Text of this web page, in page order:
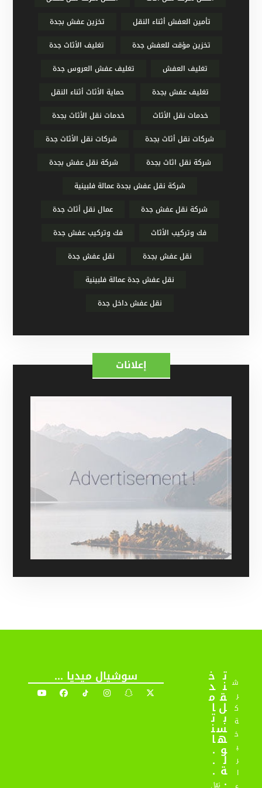
تأمين العفش أثناء النقل
تخزين عفش بجدة
تخزين مؤقت للعفش جدة
تغليف الأثاث جدة
تغليف العفش
تغليف عفش العروس جدة
تغليف عفش بجدة
حماية الأثاث أثناء النقل
خدمات نقل الأثاث
خدمات نقل الأثاث بجدة
شركات نقل أثاث بجدة
شركات نقل الأثاث جدة
شركة نقل اثاث بجدة
شركة نقل عفش بجدة
شركة نقل عفش بجدة عمالة فلبينية
شركة نقل عفش جدة
عمال نقل أثاث جدة
فك وتركيب الأثاث
فك وتركيب عفش جدة
نقل عفش بجدة
نقل عفش جدة
نقل عفش جدة عمالة فلبينية
نقل عفش داخل جدة
إعلانات
ش
ر
ك
ة
خ
ب
ر
ا
ت
ن
ق
ل
ب
س
ه
و
ل
ة
.
خ
د
م
ا
ت
ن
ا
.
.
.
سوشيال ميديا ...